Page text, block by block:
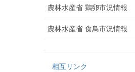
農林水産省 鶏卵市況情報
農林水産省 食鳥市況情報
相互リンク